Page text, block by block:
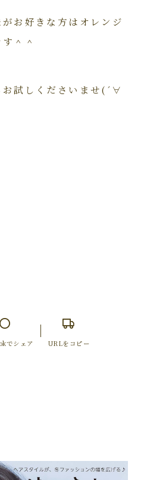
お好きな方はオレンジ
＾＾
お試しくださいませ(´∀
でシェア URLをコピー